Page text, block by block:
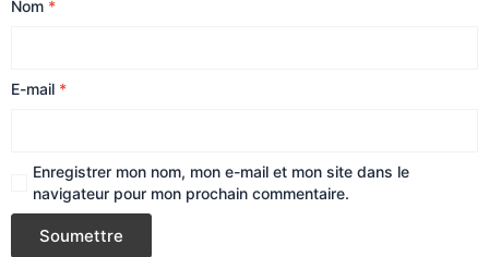
Nom *
E-mail *
Enregistrer mon nom, mon e-mail et mon site dans le
navigateur pour mon prochain commentaire.